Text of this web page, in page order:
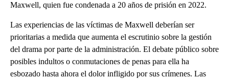
Maxwell, quien fue condenada a 20 años de prisión en 2022.
Las experiencias de las víctimas de Maxwell deberían ser
prioritarias a medida que aumenta el escrutinio sobre la gestión
del drama por parte de la administración. El debate público sobre
posibles indultos o conmutaciones de penas para ella ha
esbozado hasta ahora el dolor infligido por sus crímenes. Las